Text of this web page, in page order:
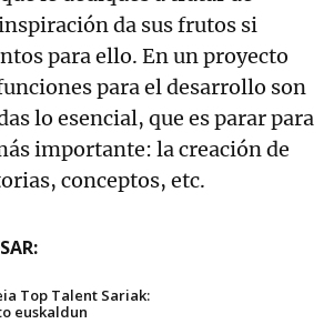
da sus frutos si
para ello. En un proyecto
para el desarrollo son
lo esencial, que es parar para
importante: la creación de
conceptos, etc.
Top Talent Sariak:
euskaldun